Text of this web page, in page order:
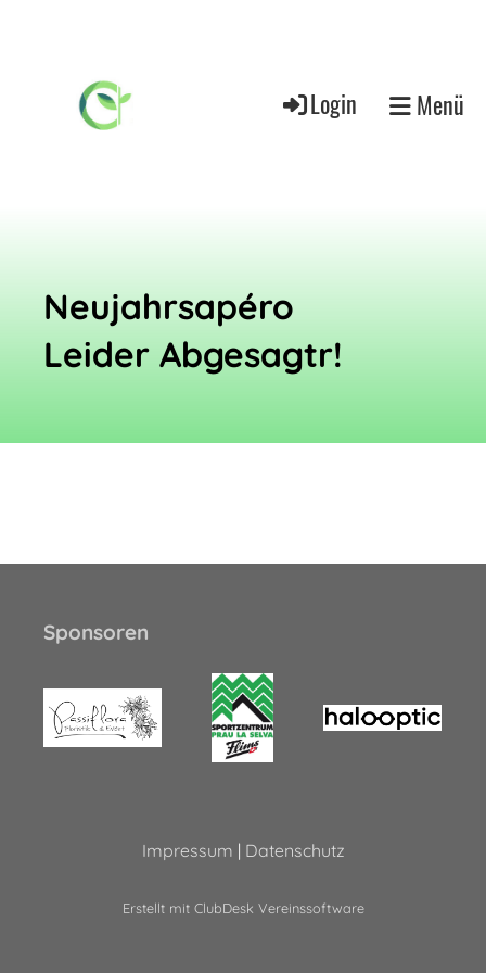
Login Menü
Neujahrsapéro
Leider Abgesagtr!
Sponsoren
Impressum | Datenschutz
Erstellt mit ClubDesk Vereinssoftware